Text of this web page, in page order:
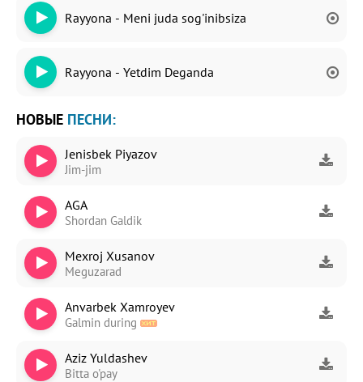
Rayyona - Meni juda sog'inibsiza
Rayyona - Yetdim Deganda
НОВЫЕ ПЕСНИ:
Jenisbek Piyazov
Jim-jim
AGA
Shordan Galdik
Mexroj Xusanov
Meguzarad
Anvarbek Xamroyev
Galmin during
Aziz Yuldashev
Bitta o'pay